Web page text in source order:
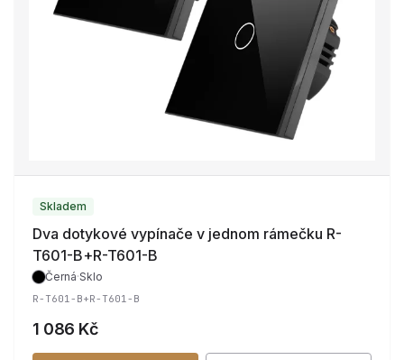
Skladem
Dva dotykové vypínače v jednom rámečku R-
T601-B+R-T601-B
Černá·Sklo
R-T601-B+R-T601-B
1 086 Kč